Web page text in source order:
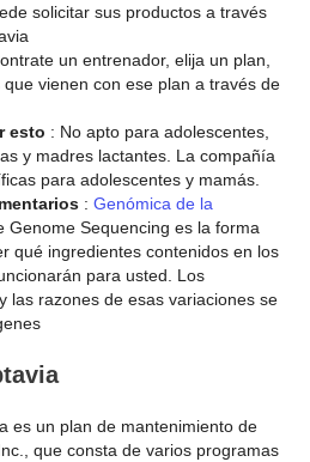
solicitar sus productos a través
un entrenador, elija un plan,
vienen con ese plan a través de
esto : No apto para adolescentes,
y madres lactantes. La compañía
para adolescentes y mamás.
: Genómica de la
Genome Sequencing es la forma
qué ingredientes contenidos en los
para usted. Los
las razones de esas variaciones se
es un plan de mantenimiento de
que consta de varios programas